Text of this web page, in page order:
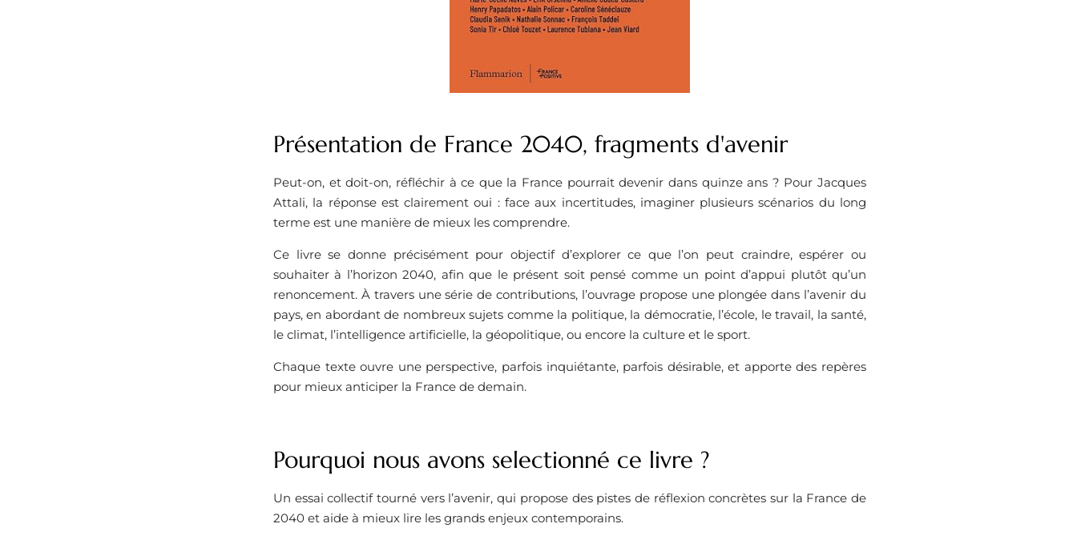
Présentation de France 2040, fragments d'avenir
Peut-on, et doit-on, réfléchir à ce que la France pourrait devenir dans quinze ans ? Pour Jacques
Attali, la réponse est clairement oui : face aux incertitudes, imaginer plusieurs scénarios du long
terme est une manière de mieux les comprendre.
Ce livre se donne précisément pour objectif d’explorer ce que l’on peut craindre, espérer ou
souhaiter à l’horizon 2040, afin que le présent soit pensé comme un point d’appui plutôt qu’un
renoncement. À travers une série de contributions, l’ouvrage propose une plongée dans l’avenir du
pays, en abordant de nombreux sujets comme la politique, la démocratie, l’école, le travail, la santé,
le climat, l’intelligence artificielle, la géopolitique, ou encore la culture et le sport.
Chaque texte ouvre une perspective, parfois inquiétante, parfois désirable, et apporte des repères
pour mieux anticiper la France de demain.
Pourquoi nous avons selectionné ce livre ? ​
Un essai collectif tourné vers l’avenir, qui propose des pistes de réflexion concrètes sur la France de
2040 et aide à mieux lire les grands enjeux contemporains.